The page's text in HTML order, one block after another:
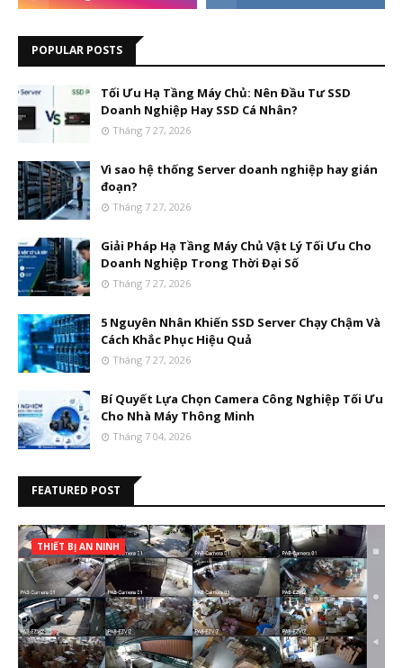
POPULAR POSTS
Tối Ưu Hạ Tầng Máy Chủ: Nên Đầu Tư SSD
Doanh Nghiệp Hay SSD Cá Nhân?
Tháng 7 27, 2026
Vì sao hệ thống Server doanh nghiệp hay gián
đoạn?
Tháng 7 27, 2026
Giải Pháp Hạ Tầng Máy Chủ Vật Lý Tối Ưu Cho
Doanh Nghiệp Trong Thời Đại Số
Tháng 7 27, 2026
5 Nguyên Nhân Khiến SSD Server Chạy Chậm Và
Cách Khắc Phục Hiệu Quả
Tháng 7 27, 2026
Bí Quyết Lựa Chọn Camera Công Nghiệp Tối Ưu
Cho Nhà Máy Thông Minh
Tháng 7 04, 2026
FEATURED POST
THIẾT BỊ AN NINH